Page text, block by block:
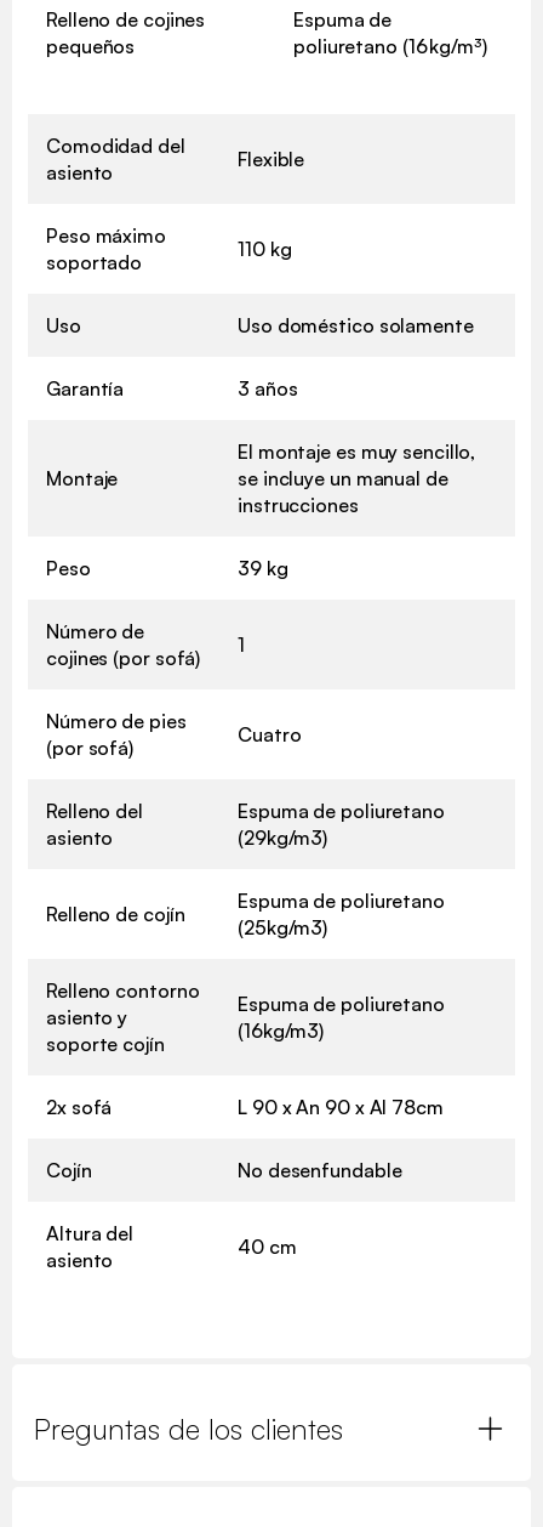
Relleno de cojines
pequeños
Espuma de
poliuretano (16 kg/m³)
Comodidad del
asiento
Flexible
Peso máximo
soportado
110 kg
Uso Uso doméstico solamente
Garantía 3 años
Montaje
El montaje es muy sencillo,
se incluye un manual de
instrucciones
Peso 39 kg
Número de
cojines (por sofá)
1
Número de pies
(por sofá)
Cuatro
Relleno del
asiento
Espuma de poliuretano
(29kg/m3)
Relleno de cojín
Espuma de poliuretano
(25kg/m3)
Relleno contorno
asiento y
soporte cojín
Espuma de poliuretano
(16kg/m3)
2x sofá L 90 x An 90 x Al 78cm
Cojín No desenfundable
Altura del
asiento
40 cm
Preguntas de los clientes